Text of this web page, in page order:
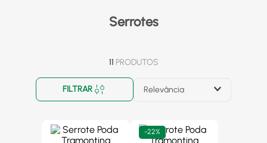
Serrotes
11 PRODUTOS
FILTRAR Relevância
-22%